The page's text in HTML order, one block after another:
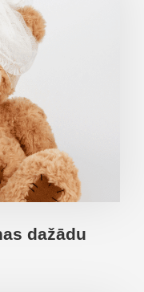
dažādu